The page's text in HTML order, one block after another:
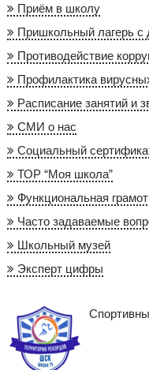
Приём в школу
Пришкольный лагерь
Противодействие
Профилактика
Расписание занятий и
СМИ о нас
Социальный
ТОР “Моя школа”
Функциональная
Часто задаваемые
Школьный музей
Эксперт цифры